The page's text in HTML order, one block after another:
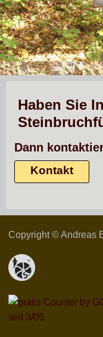
Haben Sie
Dann
Kontakt
Copyright © Andreas
seit 3/05